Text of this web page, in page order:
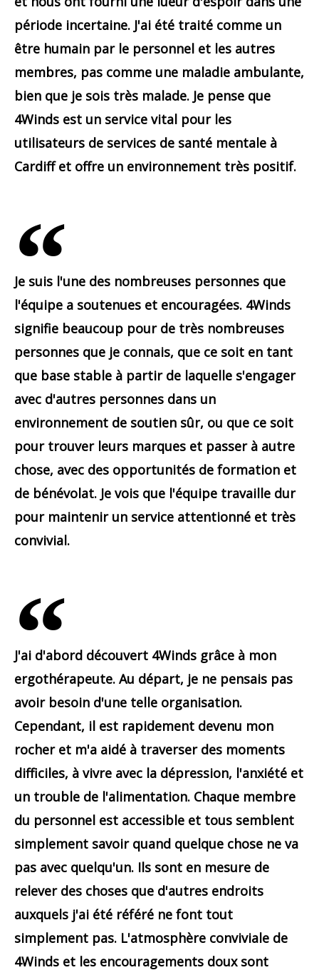
période incertaine. J'ai été traité comme un
être humain par le personnel et les autres
membres, pas comme une maladie ambulante,
bien que je sois très malade. Je pense que
4Winds est un service vital pour les
utilisateurs de services de santé mentale à
Cardiff et offre un environnement très positif.
Je suis l'une des nombreuses personnes que
l'équipe a soutenues et encouragées. 4Winds
signifie beaucoup pour de très nombreuses
personnes que je connais, que ce soit en tant
que base stable à partir de laquelle s'engager
avec d'autres personnes dans un
environnement de soutien sûr, ou que ce soit
pour trouver leurs marques et passer à autre
chose, avec des opportunités de formation et
de bénévolat. Je vois que l'équipe travaille dur
pour maintenir un service attentionné et très
convivial.
J'ai d'abord découvert 4Winds grâce à mon
ergothérapeute. Au départ, je ne pensais pas
avoir besoin d'une telle organisation.
Cependant, il est rapidement devenu mon
rocher et m'a aidé à traverser des moments
difficiles, à vivre avec la dépression, l'anxiété et
un trouble de l'alimentation. Chaque membre
du personnel est accessible et tous semblent
simplement savoir quand quelque chose ne va
pas avec quelqu'un. Ils sont en mesure de
relever des choses que d'autres endroits
auxquels j'ai été référé ne font tout
simplement pas. L'atmosphère conviviale de
4Winds et les encouragements doux sont